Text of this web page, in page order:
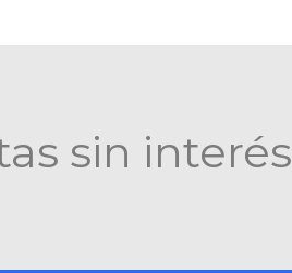
sin interés